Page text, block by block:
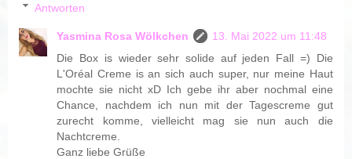
Antworten
Yasmina Rosa Wölkchen
13. Mai 2022 um 11:48
Die Box is wieder sehr solide auf jeden Fall =) Die
L'Oréal Creme is an sich auch super, nur meine Haut
mochte sie nicht xD Ich gebe ihr aber nochmal eine
Chance, nachdem ich nun mit der Tagescreme gut
zurecht komme, vielleicht mag sie nun auch die
Nachtcreme.
Ganz liebe Grüße